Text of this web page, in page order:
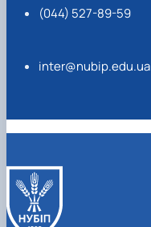
(044) 527-89-59
inter@nubip.edu.ua